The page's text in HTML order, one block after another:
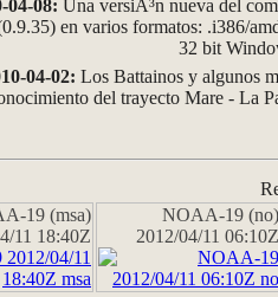
04-08: Una versiÃ³n nueva del
en varios formatos: .i386/
32 bit
04-02: Los Battainos y algunos
del trayecto Mare - La
19 (msa)
11 18:40Z
NOAA-19 (no)
2012/04/11 06:10Z